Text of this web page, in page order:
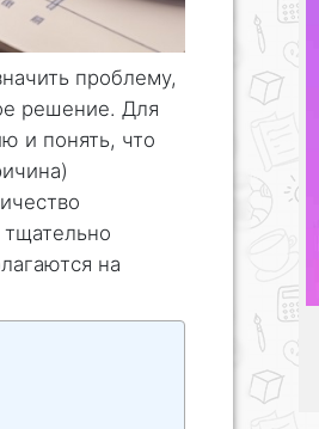
проблему,
решение. Для
и понять, что
на